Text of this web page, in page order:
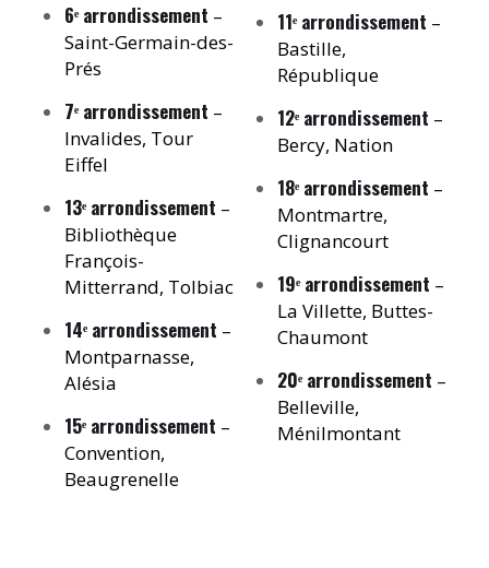
6ᵉ arrondissement –
Saint-Germain-des-
Prés
7ᵉ arrondissement –
Invalides, Tour
Eiffel
13ᵉ arrondissement –
Bibliothèque
François-
Mitterrand, Tolbiac
14ᵉ arrondissement –
Montparnasse,
Alésia
15ᵉ arrondissement –
Convention,
Beaugrenelle
11ᵉ arrondissement –
Bastille,
République
12ᵉ arrondissement –
Bercy, Nation
18ᵉ arrondissement –
Montmartre,
Clignancourt
19ᵉ arrondissement –
La Villette, Buttes-
Chaumont
20ᵉ arrondissement –
Belleville,
Ménilmontant